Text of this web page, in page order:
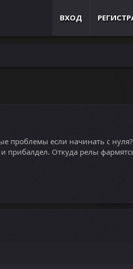
ВХОД
проблемы если начинать с
Откуда релы